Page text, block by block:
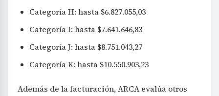
Categoría H: hasta $6.827.055,03
Categoría I: hasta $7.641.646,83
Categoría J: hasta $8.751.043,27
Categoría K: hasta $10.550.903,23
Además de la facturación, ARCA evalúa otros